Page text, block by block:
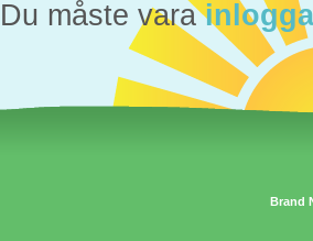
Du måste vara
Brand